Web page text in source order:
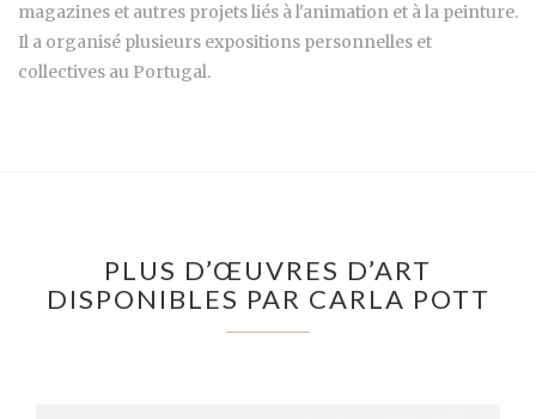
magazines et autres projets liés à l'animation et à la peinture.
Il a organisé plusieurs expositions personnelles et
collectives au Portugal.
PLUS D’ŒUVRES D’ART
DISPONIBLES PAR CARLA POTT